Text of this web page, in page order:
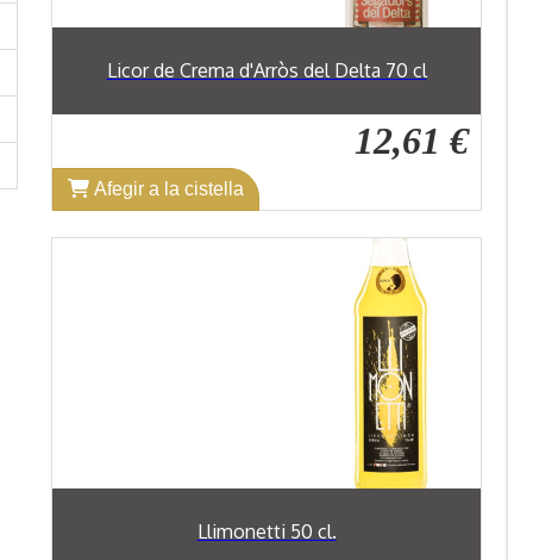
Licor de Crema d'Arròs del Delta 70 cl
12,61 €
Afegir a la cistella
Llimonetti 50 cl.